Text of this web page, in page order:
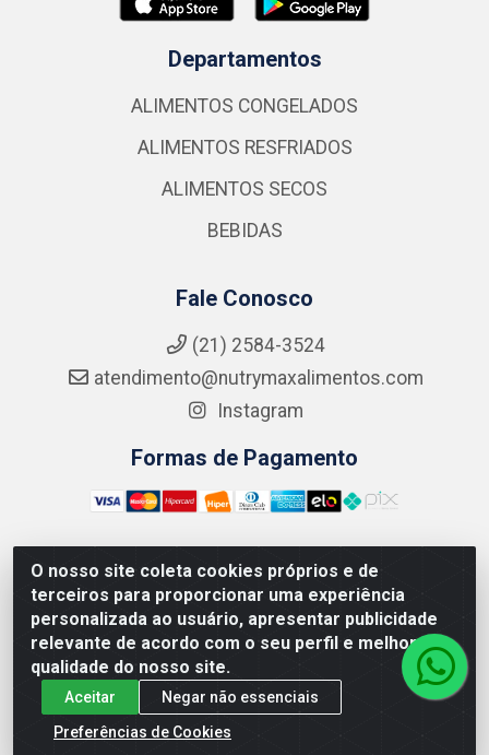
O nosso site coleta cookies próprios e de
terceiros para proporcionar uma experiência
personalizada ao usuário, apresentar publicidade
relevante de acordo com o seu perfil e melhorar a
qualidade do nosso site.
Aceitar
Negar não essenciais
Preferências de Cookies
Departamentos
ALIMENTOS CONGELADOS
ALIMENTOS RESFRIADOS
ALIMENTOS SECOS
BEBIDAS
Fale Conosco
(21) 2584-3524
atendimento@nutrymaxalimentos.com
Instagram
Formas de Pagamento
NUTRY MAX COMÉRCIO DE PRODUTOS ALIMENTICIOS
LTDA - RUA DO FEIJÃO, 721 PENHA CIRCULAR/RJ -
CNPJ: 15.796.122/0001-03